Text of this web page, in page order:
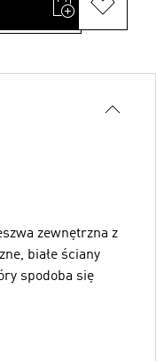
zewnętrzna z
białe ściany
spodoba się